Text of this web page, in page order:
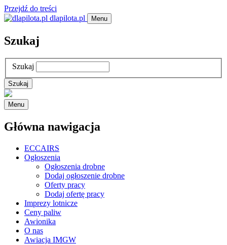
Przejdź do treści
dlapilota.pl
Menu
Szukaj
Szukaj
Menu
Główna nawigacja
ECCAIRS
Ogłoszenia
Ogłoszenia drobne
Dodaj ogłoszenie drobne
Oferty pracy
Dodaj ofertę pracy
Imprezy lotnicze
Ceny paliw
Awionika
O nas
Awiacja IMGW